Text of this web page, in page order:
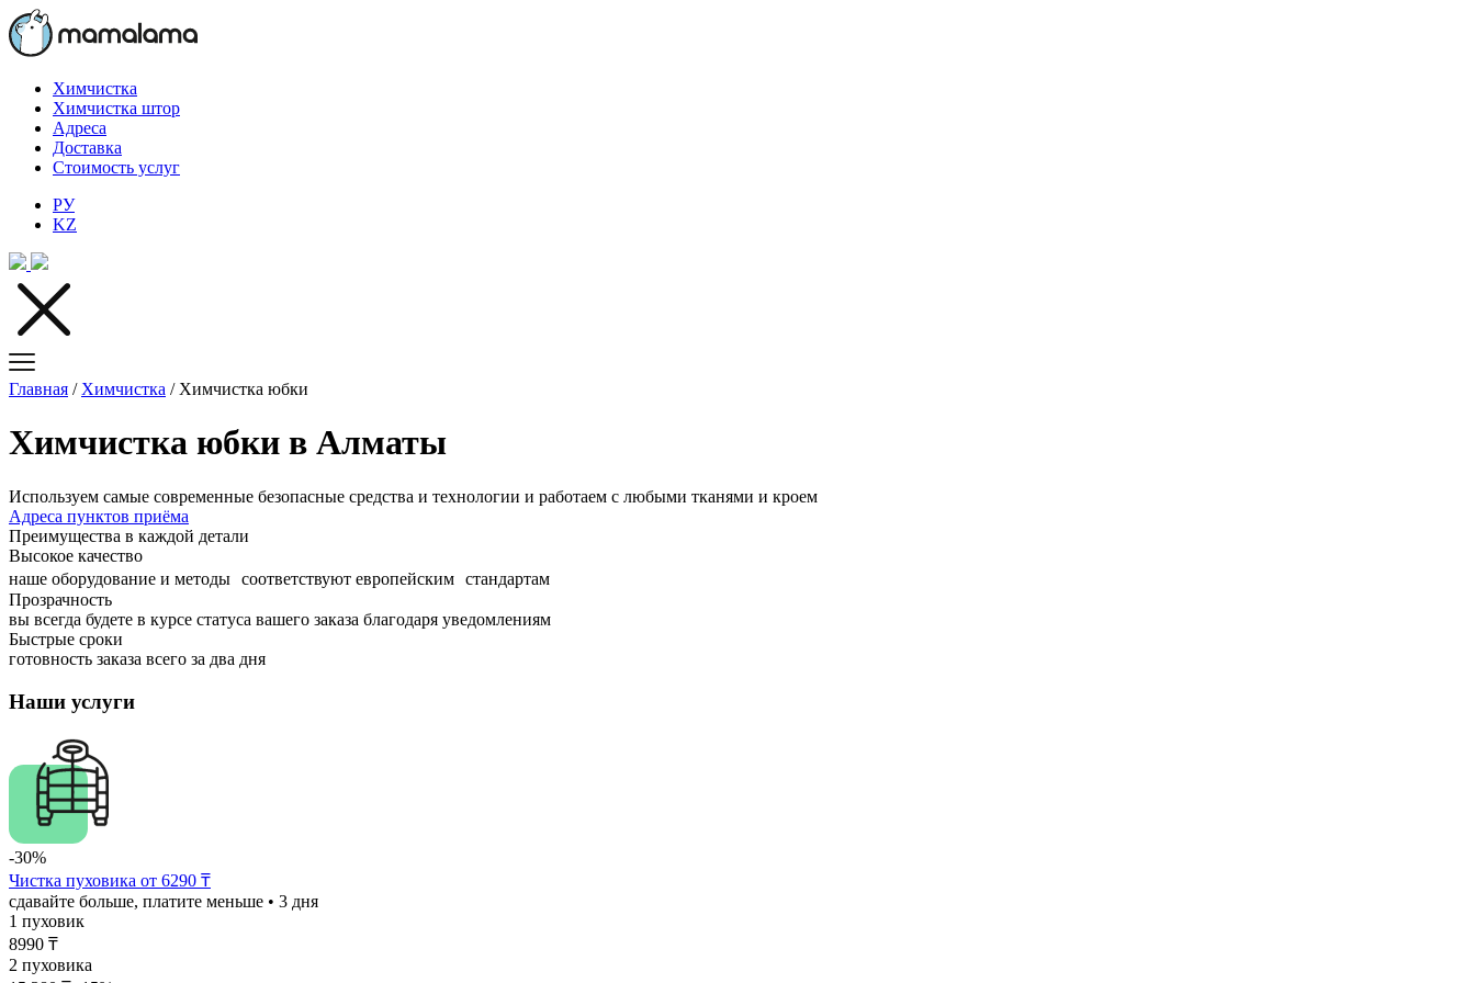
Химчистка
Химчистка штор
Адреса
Доставка
Стоимость услуг
РУ
KZ
Главная / Химчистка / Химчистка юбки
Химчистка юбки в Алматы
Используем самые современные безопасные средства и технологии и работаем с любыми тканями и кроем
Адреса пунктов приёма
Преимущества в каждой детали
Высокое качество
наше оборудование и методы соответствуют европейским стандартам
Прозрачность
вы всегда будете в курсе статуса вашего заказа благодаря уведомлениям
Быстрые сроки
готовность заказа всего за два дня
Наши услуги
-30%
Чистка пуховика от 6290 ₸
сдавайте больше, платите меньше • 3 дня
1 пуховик
8990 ₸
2 пуховика